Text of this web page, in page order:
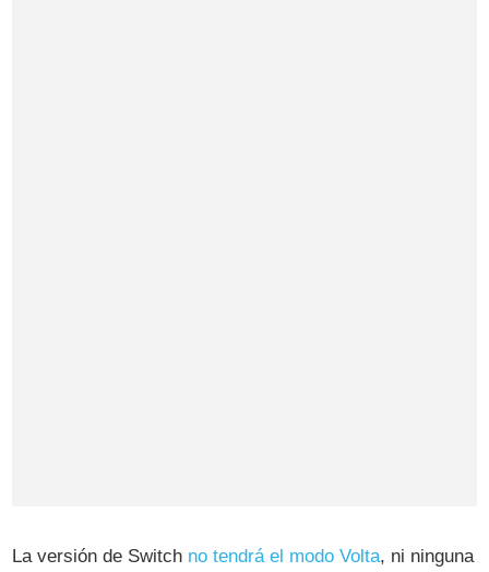
La versión de Switch no tendrá el modo Volta, ni ninguna